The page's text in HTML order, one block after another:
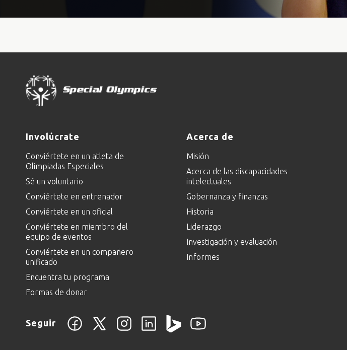
Involúcrate
Conviértete en un atleta de
Olimpiadas Especiales
Sé un voluntario
Conviértete en entrenador
Conviértete en un oficial
Conviértete en miembro del
equipo de eventos
Conviértete en un compañero
unificado
Encuentra tu programa
Formas de donar
Acerca de
Misión
Acerca de las discapacidades
intelectuales
Gobernanza y finanzas
Historia
Liderazgo
Investigación y evaluación
Informes
Seguir